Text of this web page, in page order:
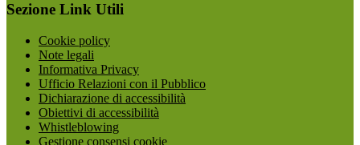
Sezione Link Utili
Cookie policy
Note legali
Informativa Privacy
Ufficio Relazioni con il Pubblico
Dichiarazione di accessibilità
Obiettivi di accessibilità
Whistleblowing
Gestione consensi cookie